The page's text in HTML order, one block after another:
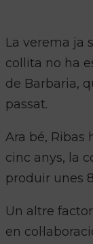
La verema ja
collita no ha
de Barbaria,
passat.
Ara bé, Ribas
cinc anys, la
produir unes
Un altre
en